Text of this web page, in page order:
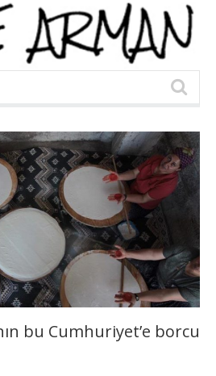
bu Cumhuriyet’e borcu